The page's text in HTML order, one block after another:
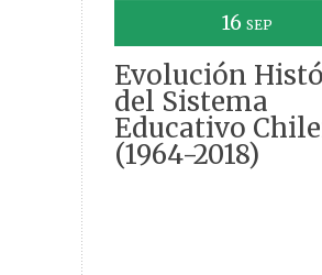
16 SEP
Evolución
del Sistema
Educativo
(1964-2018)